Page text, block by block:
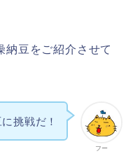
納豆をご紹介させて
フー
挑戦だ！